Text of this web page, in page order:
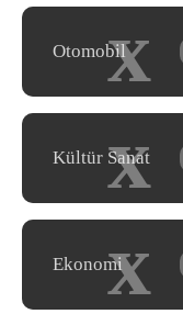
x
Otomobil
x
Kültür Sanat
x
Ekonomi